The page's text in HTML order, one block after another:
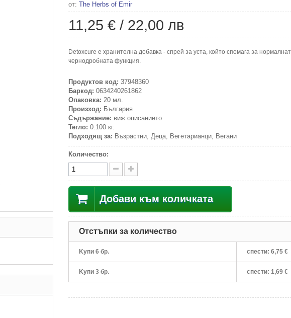
от: The Herbs of Emir
11,25 € / 22,00 лв
Detoxcure e хранителна добавка - спрей за уста, който спомага за
чернодробната функция.
Продуктов код: 37948360
Баркод: 0634240261862
Опаковка: 20 мл.
Произход: България
Съдържание: виж описанието
Тегло: 0.100 кг.
Подходящ за: Възрастни, Деца, Вегетарианци, Вегани
Количество:
Добави към количката
Отстъпки за количество
Kупи 6 бр. спести: 6,75 €
Kупи 3 бр. спести: 1,69 €